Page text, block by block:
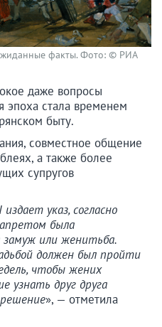
факты. Фото: © РИА
даже вопросы
эпоха стала временем
быту.
совместное общение
а также более
супругов
указ, согласно
была
замуж или женитьба.
должен был пройти
чтобы жених
узнать друг друга
», — отметила